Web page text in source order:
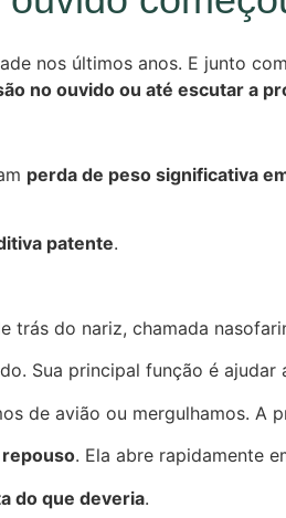
nos últimos anos. E junto
no ouvido ou até escutar a
perda de peso significativa
patente.
trás do nariz, chamada
Sua principal função é ajudar
de avião ou mergulhamos. A
. Ela abre rapidamente
do que deveria.